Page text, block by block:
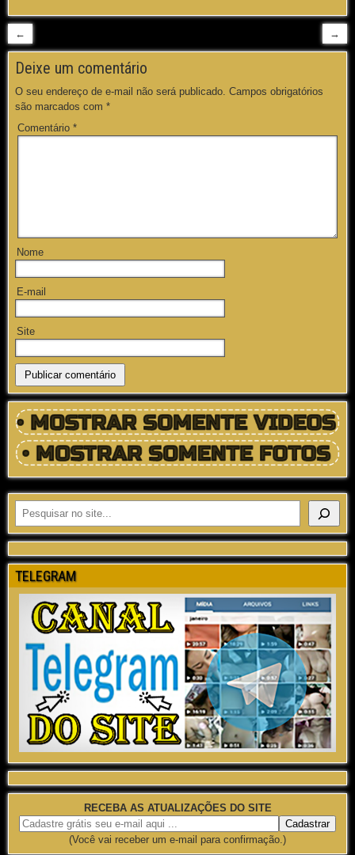
← →
Deixe um comentário
O seu endereço de e-mail não será publicado. Campos obrigatórios
são marcados com *
Comentário *
Nome
E-mail
Site
TELEGRAM
RECEBA AS ATUALIZAÇÕES DO SITE
(Você vai receber um e-mail para confirmação.)